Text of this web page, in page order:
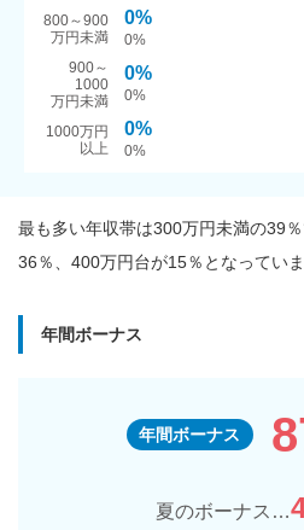
800～900
万円未満
0%
0%
900～
1000
万円未満
0%
0%
1000万円
以上
0%
0%
最も多い年収帯は300万円未満の39
36％、400万円台が15％となっていま
年間ボーナス
年間ボーナス
夏のボーナス…